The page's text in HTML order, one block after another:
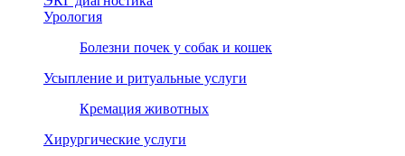
Урология
Болезни почек у собак и кошек
Усыпление и ритуальные услуги
Кремация животных
Хирургические услуги